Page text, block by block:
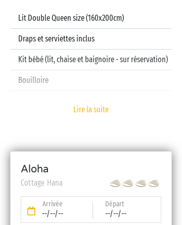
Lit Double Queen size (160x200cm)
Draps et serviettes inclus
Kit bébé (lit, chaise et baignoire - sur réservation)
Bouilloire
Lire la suite
Aloha
Cottage Hana
Arrivée
--/--/--
Départ
--/--/--